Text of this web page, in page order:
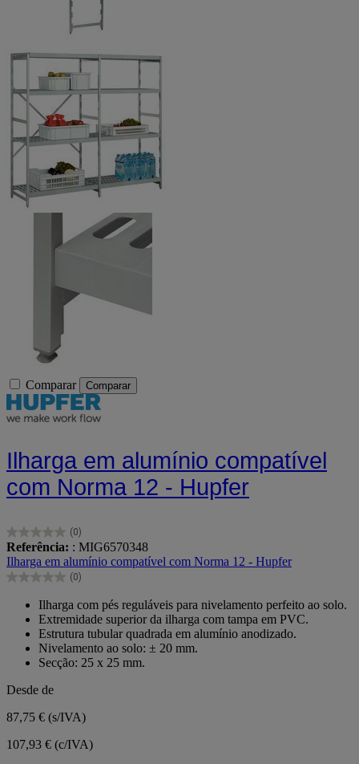
Comparar Comparar
Ilharga em alumínio compatível
com Norma 12 - Hupfer
(0)
0.0
em
5
estrelas.
Referência: : MIG6570348
Ilharga em alumínio compatível com Norma 12 - Hupfer
(0)
0.0
estrelas.
Ilharga com pés reguláveis para nivelamento perfeito ao solo.
Extremidade superior da ilharga com tampa em PVC.
Estrutura tubular quadrada em alumínio anodizado.
Nivelamento ao solo: ± 20 mm.
Secção: 25 x 25 mm.
Desde de
87,75 € (s/IVA)
107,93 € (c/IVA)